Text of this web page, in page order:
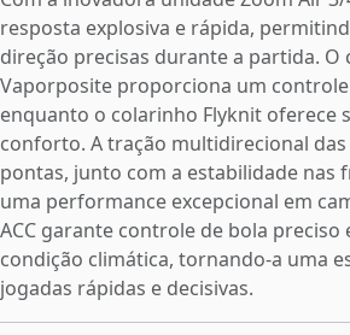
resposta explosiva e rápida,
direção precisas durante a partida. O
Vaporposite proporciona um
enquanto o colarinho Flyknit oferece
conforto. A tração multidirecional
pontas, junto com a estabilidade nas
uma performance excepcional em
ACC garante controle de bola preciso
condição climática, tornando-a uma
jogadas rápidas e decisivas.